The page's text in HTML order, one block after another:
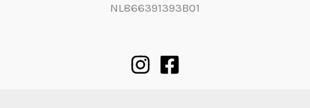
NL866391393B01